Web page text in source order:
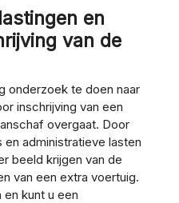
en
van de
onderzoek te doen naar
inschrijving van een
overgaat. Door
administratieve lasten
beeld krijgen van de
van een extra voertuig.
kunt u een